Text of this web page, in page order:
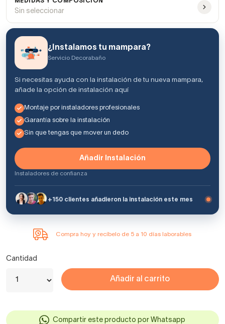
Sin seleccionar
¿Instalamos tu mampara?
Servicio Decorabaño
Si necesitas ayuda con la instalación de tu nueva mampara,
añade la opción de instalación aquí
Montaje por instaladores profesionales
Garantía sobre la instalación
Sin que tengas que mover un dedo
Añadir Instalación
Instaladores de confianza
+150 clientes añadieron la instalación este mes
Compra hoy y recíbelo de 5 a 10 días laborables
Cantidad
Añadir al carrito
Compartir este producto por Whatsapp